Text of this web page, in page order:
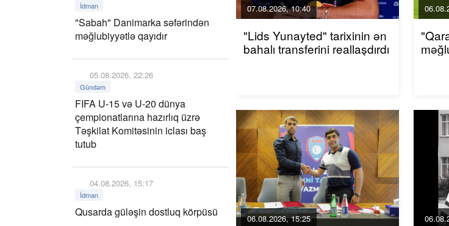
İdman
"Sabah" Danimarka səfərindən
məğlubiyyətlə qayıdır
05.08.2026, 22:26
Gündəm
FIFA U-15 və U-20 dünya
çempionatlarına hazırlıq üzrə
Təşkilat Komitəsinin iclası baş
tutub
04.08.2026, 15:17
İdman
Qusarda güləşin dostluq körpüsü
07.08.2026, 10:40
"Lids Yunayted" tarixinin ən
bahalı transferini reallaşdırdı
06.08.2026, 15:25